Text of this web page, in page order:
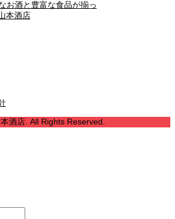
酒店. All Rights Reserved.